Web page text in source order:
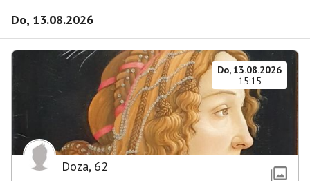
Do, 13.08.2026
Do, 13.08.2026
15:15
Doza, 62